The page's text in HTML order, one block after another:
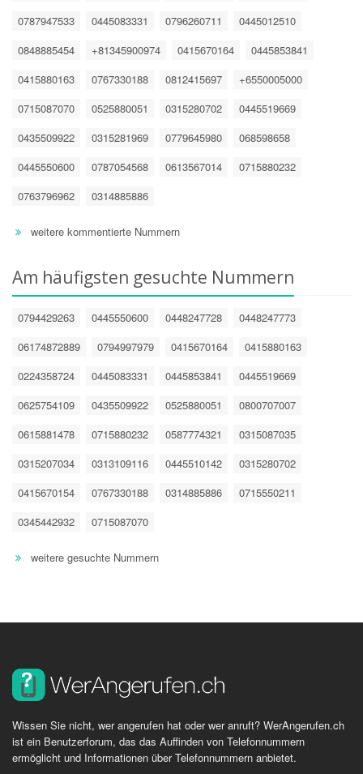
0787947533
0445083331 0796260711
0445012510
0848885454
+81345900974 0415670164
0445853841
0415880163
0767330188 0812415697
+6550005000
0715087070
0525880051 0315280702
0445519669
0435509922
0315281969 0779645980
068598658
0445550600
0787054568 0613567014
0715880232
0763796962
0314885886
weitere kommentierte Nummern
Am häufigsten gesuchte Nummern
0794429263 0445550600 0448247728
0448247773
06174872889
0794997979 0415670164
0415880163
0224358724
0445083331 0445853841
0445519669
0625754109
0435509922 0525880051
0800707007
0615881478
0715880232 0587774321
0315087035
0315207034
0313109116 0445510142
0315280702
0415670154
0767330188 0314885886
0715550211
0345442932
0715087070
weitere gesuchte Nummern
Wissen Sie nicht, wer angerufen hat oder wer anruft? WerAngerufen.ch
ist ein Benutzerforum, das das Auffinden von Telefonnummern
ermöglicht und Informationen über Telefonnummern anbietet.